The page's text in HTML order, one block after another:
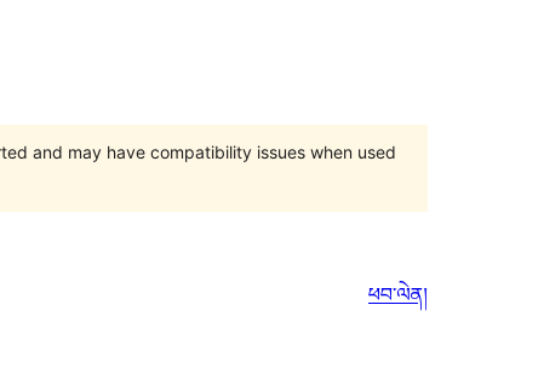
and may have compatibility issues when used
ཕབ་ལེན།